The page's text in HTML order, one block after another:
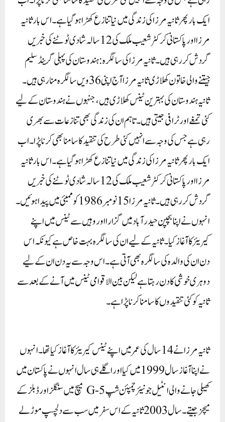
ایک بار پھر ثانیہ مرزا کی زندگی میں نیا تنازع کھڑا ہو گیا ہے۔ اس بار ثانیہ
مرزا اور پاکستانی کرکٹر شعیب ملک کی 12 سالہ شادی ٹوٹنے کی خبریں
گردش کر رہی ہیں۔ ثانیہ مرزا کی سالگرہ: ہندوستان کی پہلی گرینڈ سلیم
جیتنے والی خاتون کھلاڑی ثانیہ مرزا آج اپنی 36 ویں سالگرہ منا رہی ہیں۔
ثانیہ ہندوستان کی بہترین ٹینس کھلاڑی ہیں، جنہوں نے ہندوستان کے لیے
کئی تمغے اور ٹرافی جیتی ہیں۔ تاہم ان کی زندگی بھی تنازعات سے بھری
رہی ہے جس کی وجہ سے انہیں کئی طرح کی تنقید کا سامنا بھی کرنا پڑا۔ اب
ایک بار پھر ثانیہ مرزا کی زندگی میں نیا تنازع کھڑا ہو گیا ہے۔ اس بار ثانیہ
مرزا اور پاکستانی کرکٹر شعیب ملک کی 12 سالہ شادی ٹوٹنے کی خبریں
گردش کر رہی ہیں۔ ثانیہ مرزا 15 نومبر 1986 کو ممبئی میں پیدا ہوئیں۔
انہوں نے اپنا بچپن حیدرآباد میں گزارا اور وہیں سے ٹینس میں اپنے
کیریئر کا آغاز کیا۔ ثانیہ کے لیے ان کی سالگرہ بہت خاص ہے کیونکہ اس
دن ان کی والدہ کی سالگرہ بھی آتی ہے۔ اس وجہ سے یہ دن ان کے لیے
دوہری خوشی کا دن رہتا ہے لیکن بین الاقوامی ٹینس میں آنے کے بعد سے
ثانیہ کو کئی تنقیدوں کا سامنا کرنا پڑا ہے۔
ثانیہ مرزا نے 14 سال کی عمر میں اپنے ٹینس کیریئر کا آغاز کیا تھا۔ انہوں
نے اپنا آغاز سال 1999 میں کیا اور اگلے ہی سال انہوں نے پاکستان میں
کھیلی جانے والی انٹیل جونیئر چمپئن شپ G-5 میچ میں سنگلز اور ڈبلز کے
میچز جیتے۔ سال 2003 ثانیہ کے اس سفر میں سب سے دلچسپ موڑ لے